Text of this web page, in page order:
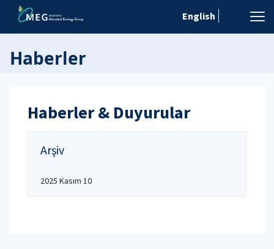
English
Haberler
Haberler & Duyurular
Arşiv
2025 Kasım 10